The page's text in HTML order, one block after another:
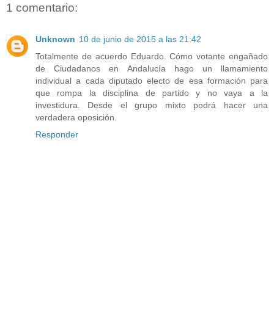
1 comentario:
Unknown 10 de junio de 2015 a las 21:42
Totalmente de acuerdo Eduardo. Cómo votante engañado
de Ciudadanos en Andalucía hago un llamamiento
individual a cada diputado electo de esa formación para
que rompa la disciplina de partido y no vaya a la
investidura. Desde el grupo mixto podrá hacer una
verdadera oposición.
Responder